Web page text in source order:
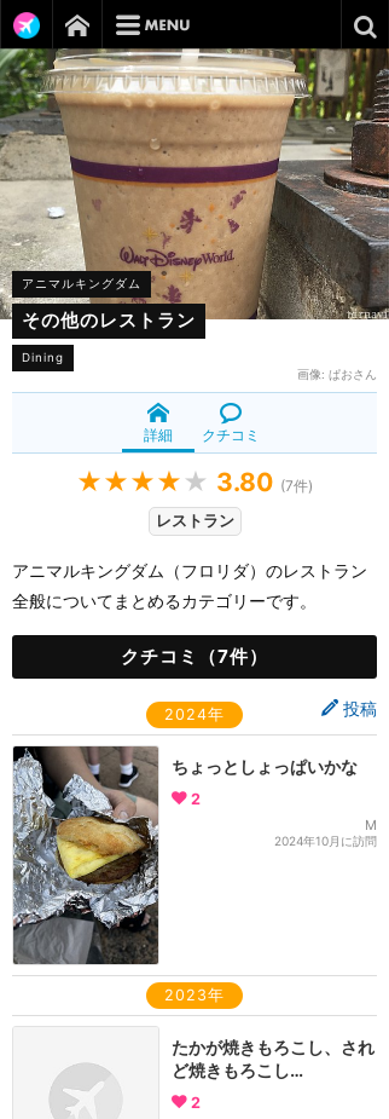
アニマルキングダム
その他のレストラン
Dining
画像: ぱおさん
詳細 クチコミ
★★★★ ★ 3.80 (7件)
レストラン
アニマルキングダム（フロリダ）のレストラン
全般についてまとめるカテゴリーです。
クチコミ（7件）
投稿
2024年
ちょっとしょっぱいかな
2
M
2024年10月に訪問
2023年
たかが焼きもろこし、され
ど焼きもろこし…
2